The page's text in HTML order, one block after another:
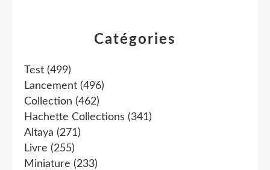
Catégories
Test (499)
Lancement (496)
Collection (462)
Hachette Collections (341)
Altaya (271)
Livre (255)
Miniature (233)